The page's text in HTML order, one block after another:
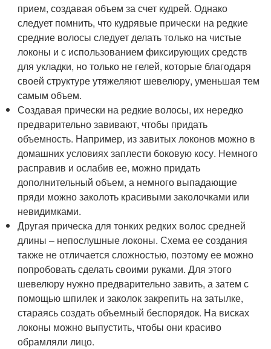
прием, создавая объем за счет кудрей. Однако
следует помнить, что кудрявые прически на редкие
средние волосы следует делать только на чистые
локоны и с использованием фиксирующих средств
для укладки, но только не гелей, которые благодаря
своей структуре утяжеляют шевелюру, уменьшая тем
самым объем.
Создавая прически на редкие волосы, их нередко
предварительно завивают, чтобы придать
объемность. Например, из завитых локонов можно в
домашних условиях заплести боковую косу. Немного
расправив и ослабив ее, можно придать
дополнительный объем, а немного выпадающие
пряди можно заколоть красивыми заколочками или
невидимками.
Другая прическа для тонких редких волос средней
длины – непослушные локоны. Схема ее создания
также не отличается сложностью, поэтому ее можно
попробовать сделать своими руками. Для этого
шевелюру нужно предварительно завить, а затем с
помощью шпилек и заколок закрепить на затылке,
стараясь создать объемный беспорядок. На висках
локоны можно выпустить, чтобы они красиво
обрамляли лицо.